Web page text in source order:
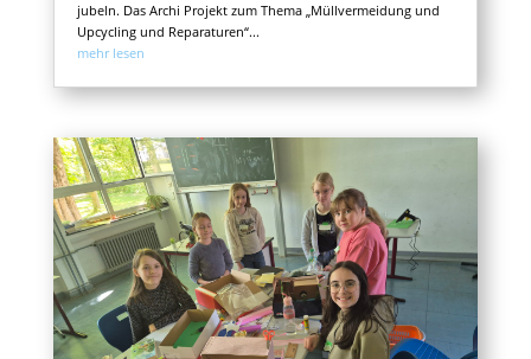
jubeln. Das Archi Projekt zum Thema „Müllvermeidung und
Upcycling und Reparaturen“...
mehr lesen